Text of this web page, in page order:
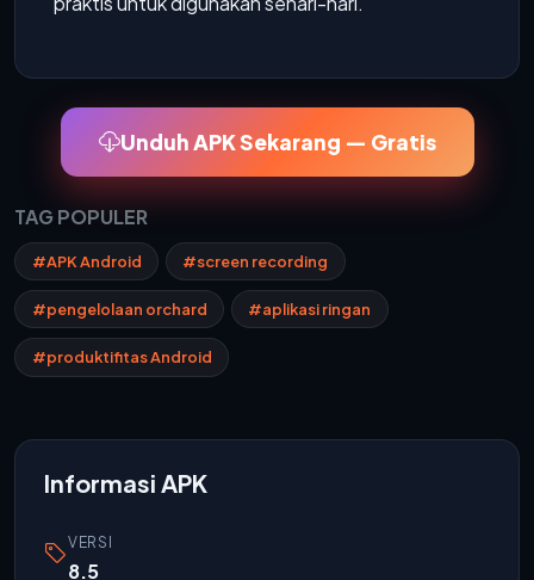
Unduh APK Sekarang — Gratis
TAG POPULER
#APK Android #screen recording
#pengelolaan orchard #aplikasi ringan
#produktifitas Android
Informasi APK
VERSI
8.5